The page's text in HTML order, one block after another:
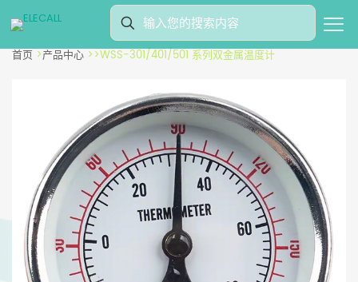
首页 >产品中心 >>WSS-301/401/501 系列双金属温度计